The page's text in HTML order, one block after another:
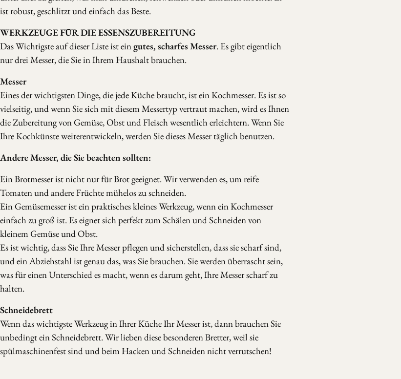
ist robust, geschlitzt und einfach das Beste.
WERKZEUGE FÜR DIE ESSENSZUBEREITUNG
Das Wichtigste auf dieser Liste ist eingutes, scharfes Messer. Es gibt eigentlich
nur drei Messer, die Sie in Ihrem Haushalt brauchen.
Messer
Eines der wichtigsten Dinge, die jede Küche braucht, ist ein Kochmesser. Es ist so
vielseitig, und wenn Sie sich mit diesem Messertyp vertraut machen, wird es Ihnen
die Zubereitung von Gemüse, Obst und Fleisch wesentlich erleichtern. Wenn Sie
Ihre Kochkünste weiterentwickeln, werden Sie dieses Messer täglich benutzen.
Andere Messer, die Sie beachten sollten:
Ein Brotmesser ist nicht nur für Brot geeignet. Wir verwenden es, um reife
Tomaten und andere Früchte mühelos zu schneiden.
Ein Gemüsemesser ist ein praktisches kleines Werkzeug, wenn ein Kochmesser
einfach zu groß ist. Es eignet sich perfekt zum Schälen und Schneiden von
kleinem Gemüse und Obst.
Es ist wichtig, dass Sie Ihre Messer pflegen und sicherstellen, dass sie scharf sind,
und ein Abziehstahl ist genau das, was Sie brauchen. Sie werden überrascht sein,
was für einen Unterschied es macht, wenn es darum geht, Ihre Messer scharf zu
halten.
Schneidebrett
Wenn das wichtigste Werkzeug in Ihrer Küche Ihr Messer ist, dann brauchen Sie
unbedingt ein Schneidebrett. Wir lieben diese besonderen Bretter, weil sie
spülmaschinenfest sind und beim Hacken und Schneiden nicht verrutschen!